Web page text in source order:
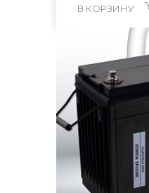
В КОРЗИНУ